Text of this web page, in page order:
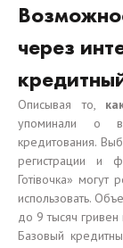
через
Описывая то,
упоминали о
кредитования.
регистрации и
Готівочка»
использовать.
до 9 тысяч
Базовый